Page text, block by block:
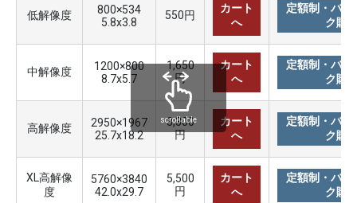
低解像度
800×534
5.8x3.8
550円
カート
へ
定額制・バリ
ク購
中解像度
1200×800
8.7x5.7
1,650
円
カート
へ
定額制・バリ
ク購
高解像度
2950×1967
25.7x18.2
3,300
円
カート
へ
定額制・バリ
ク購
XL高解像
度
5760×3840
42.0x29.7
5,500
円
カート
へ
定額制・バリ
ク購
scrollable